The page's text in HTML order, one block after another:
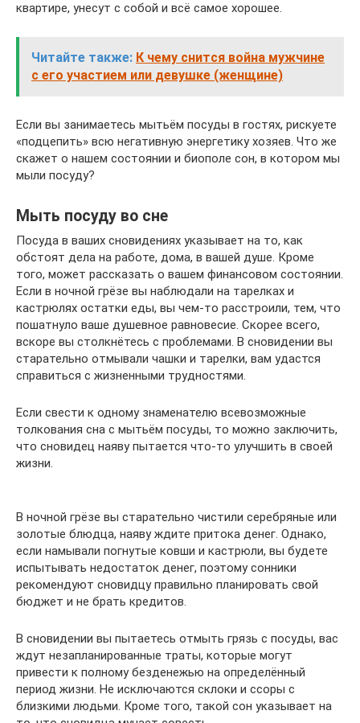
квартире, унесут с собой и всё самое хорошее.
Читайте также: К чему снится война мужчине
с его участием или девушке (женщине)
Если вы занимаетесь мытьём посуды в гостях, рискуете
«подцепить» всю негативную энергетику хозяев. Что же
скажет о нашем состоянии и биополе сон, в котором мы
мыли посуду?
Мыть посуду во сне
Посуда в ваших сновидениях указывает на то, как
обстоят дела на работе, дома, в вашей душе. Кроме
того, может рассказать о вашем финансовом состоянии.
Если в ночной грёзе вы наблюдали на тарелках и
кастрюлях остатки еды, вы чем-то расстроили, тем, что
пошатнуло ваше душевное равновесие. Скорее всего,
вскоре вы столкнётесь с проблемами. В сновидении вы
старательно отмывали чашки и тарелки, вам удастся
справиться с жизненными трудностями.
Если свести к одному знаменателю всевозможные
толкования сна с мытьём посуды, то можно заключить,
что сновидец наяву пытается что-то улучшить в своей
жизни.
В ночной грёзе вы старательно чистили серебряные или
золотые блюдца, наяву ждите притока денег. Однако,
если намывали погнутые ковши и кастрюли, вы будете
испытывать недостаток денег, поэтому сонники
рекомендуют сновидцу правильно планировать свой
бюджет и не брать кредитов.
В сновидении вы пытаетесь отмыть грязь с посуды, вас
ждут незапланированные траты, которые могут
привести к полному безденежью на определённый
период жизни. Не исключаются склоки и ссоры с
близкими людьми. Кроме того, такой сон указывает на